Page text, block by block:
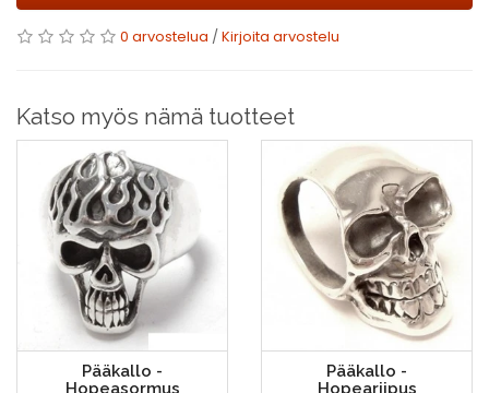
0 arvostelua /Kirjoita arvostelu
Katso myös nämä tuotteet
Pääkallo -
Hopeasormus
Pääkallo -
Hopeariipus